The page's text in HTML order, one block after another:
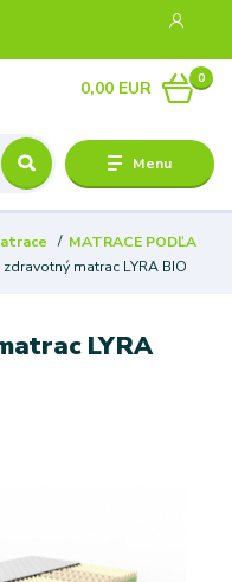
Menu
0
0,00 EUR
MATRACE PODĽA
matrac LYRA BIO
LYRA